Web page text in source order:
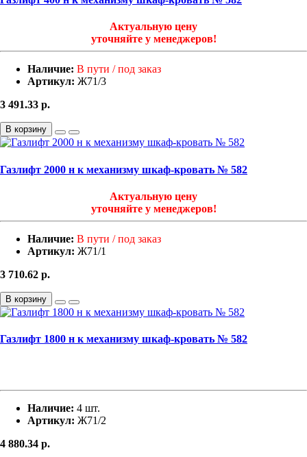
Актуальную цену
уточняйте у менеджеров!
Наличие: В пути / под заказ
Артикул: Ж71/3
3 491.33 р.
В корзину
Газлифт 2000 н к механизму шкаф-кровать № 582
Актуальную цену
уточняйте у менеджеров!
Наличие: В пути / под заказ
Артикул: Ж71/1
3 710.62 р.
В корзину
Газлифт 1800 н к механизму шкаф-кровать № 582
Наличие: 4 шт.
Артикул: Ж71/2
4 880.34 р.